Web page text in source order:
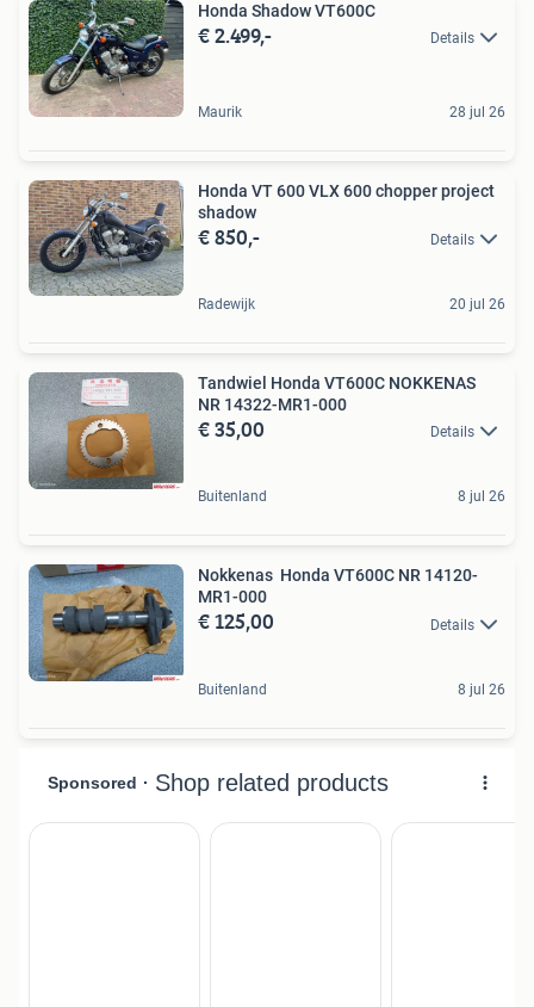
Honda Shadow VT600C
€ 2.499,- Details
Maurik 28 jul 26
Honda VT 600 VLX 600 chopper project
shadow
€ 850,- Details
Radewijk 20 jul 26
Tandwiel Honda VT600C NOKKENAS
NR 14322-MR1-000
€ 35,00 Details
Buitenland 8 jul 26
Nokkenas Honda VT600C NR 14120-
MR1-000
€ 125,00 Details
Buitenland 8 jul 26